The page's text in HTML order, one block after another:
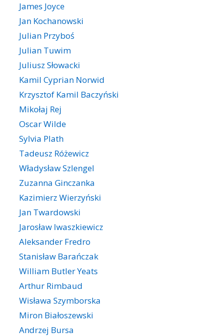
James Joyce
Jan Kochanowski
Julian Przyboś
Julian Tuwim
Juliusz Słowacki
Kamil Cyprian Norwid
Krzysztof Kamil Baczyński
Mikołaj Rej
Oscar Wilde
Sylvia Plath
Tadeusz Różewicz
Władysław Szlengel
Zuzanna Ginczanka
Kazimierz Wierzyński
Jan Twardowski
Jarosław Iwaszkiewicz
Aleksander Fredro
Stanisław Barańczak
William Butler Yeats
Arthur Rimbaud
Wisława Szymborska
Miron Białoszewski
Andrzej Bursa